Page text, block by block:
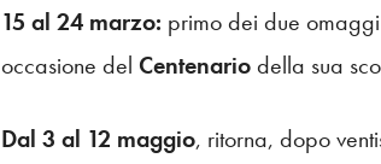
15 al 24 marzo: primo dei due
occasione del Centenariodella sua
Dal 3 al 12 maggio, ritorna, dopo